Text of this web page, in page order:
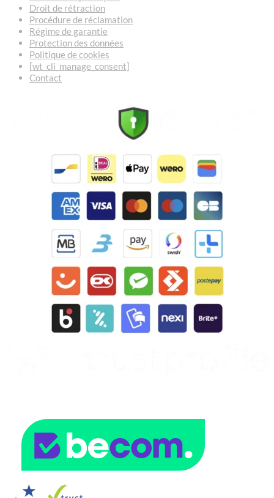
Droit de rétraction
Procédure de réclamation
Régime de garantie
Protection des données
Politique de cookies
[wt_cli_manage_consent]
Contact